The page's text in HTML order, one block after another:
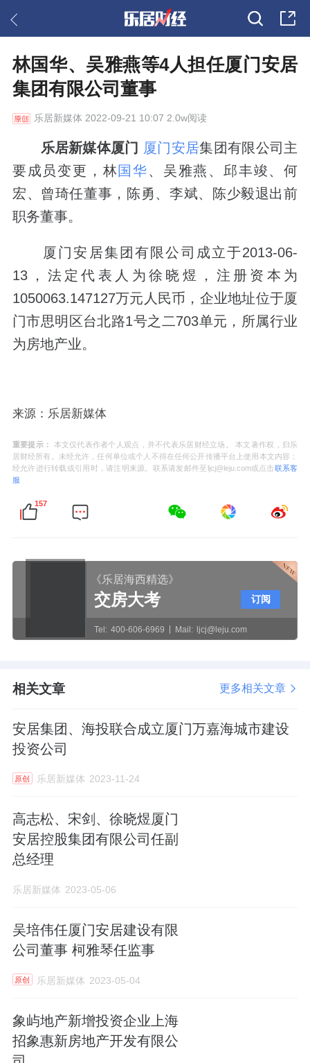
林国华、吴雅燕等4人担任厦门安居
集团有限公司董事
乐居新媒体 2022-09-21 10:07 2.0w阅读
乐居新媒体厦门 厦门安居集团有限公司主
要成员变更，林国华、吴雅燕、邱丰竣、何
宏、曾琦任董事，陈勇、李斌、陈少毅退出前
职务董事。
厦门安居集团有限公司成立于2013-06-
13，法定代表人为徐晓煜，注册资本为
1050063.147127万元人民币，企业地址位于厦
门市思明区台北路1号之二703单元，所属行业
为房地产业。
来源：乐居新媒体
重要提示：
本文仅代表作者个人观点，并不代表乐居财经立场。 本文著作权，归乐
居财经所有。未经允许，任何单位或个人不得在任何公开传播平台上使用本文内容；
经允许进行转载或引用时，请注明来源。联系请发邮件至ljcj@leju.com或点击联系客
服
157
《乐居海西精选》
交房大考
Tel: 400-606-6969 Mail: ljcj@leju.com
订阅
相关文章 更多相关文章
安居集团、海投联合成立厦门万嘉海城市建设
投资公司
原创 乐居新媒体 2023-11-24
高志松、宋剑、徐晓煜厦门
安居控股集团有限公司任副
总经理
乐居新媒体 2023-05-06
吴培伟任厦门安居建设有限
公司董事 柯雅琴任监事
原创 乐居新媒体 2023-05-04
象屿地产新增投资企业上海
招象惠新房地产开发有限公